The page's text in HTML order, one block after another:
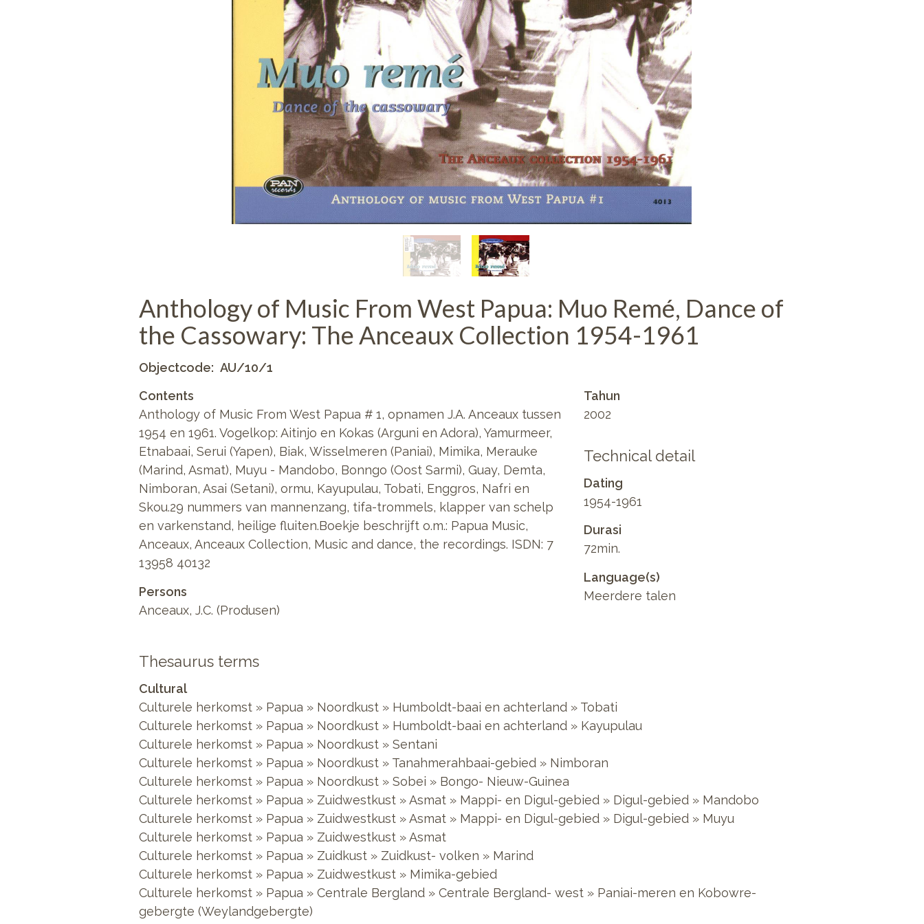
Anthology of Music From West Papua: Muo Remé, Dance of
the Cassowary: The Anceaux Collection 1954-1961
Objectcode
AU/10/1
Contents
Anthology of Music From West Papua # 1, opnamen J.A. Anceaux tussen
1954 en 1961. Vogelkop: Aitinjo en Kokas (Arguni en Adora), Yamurmeer,
Etnabaai, Serui (Yapen), Biak, Wisselmeren (Paniai), Mimika, Merauke
(Marind, Asmat), Muyu - Mandobo, Bonngo (Oost Sarmi), Guay, Demta,
Nimboran, Asai (Setani), ormu, Kayupulau, Tobati, Enggros, Nafri en
Skou.29 nummers van mannenzang, tifa-trommels, klapper van schelp
en varkenstand, heilige fluiten.Boekje beschrijft o.m.: Papua Music,
Anceaux, Anceaux Collection, Music and dance, the recordings. ISDN: 7
13958 40132
Persons
Anceaux, J.C. (Produsen)
Tahun
2002
Technical detail
Dating
1954-1961
Durasi
72min.
Language(s)
Meerdere talen
Thesaurus terms
Cultural
Culturele herkomst » Papua » Noordkust » Humboldt-baai en achterland » Tobati
Culturele herkomst » Papua » Noordkust » Humboldt-baai en achterland » Kayupulau
Culturele herkomst » Papua » Noordkust » Sentani
Culturele herkomst » Papua » Noordkust » Tanahmerahbaai-gebied » Nimboran
Culturele herkomst » Papua » Noordkust » Sobei » Bongo- Nieuw-Guinea
Culturele herkomst » Papua » Zuidwestkust » Asmat » Mappi- en Digul-gebied » Digul-gebied » Mandobo
Culturele herkomst » Papua » Zuidwestkust » Asmat » Mappi- en Digul-gebied » Digul-gebied » Muyu
Culturele herkomst » Papua » Zuidwestkust » Asmat
Culturele herkomst » Papua » Zuidkust » Zuidkust- volken » Marind
Culturele herkomst » Papua » Zuidwestkust » Mimika-gebied
Culturele herkomst » Papua » Centrale Bergland » Centrale Bergland- west » Paniai-meren en Kobowre-
gebergte (Weylandgebergte)